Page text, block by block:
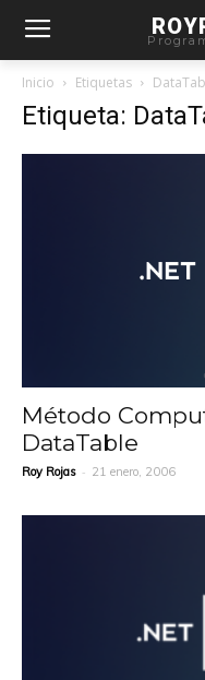
Inicio Etiquetas
Etiqueta:
Método
DataTable
Roy Rojas - 21 enero, 2006